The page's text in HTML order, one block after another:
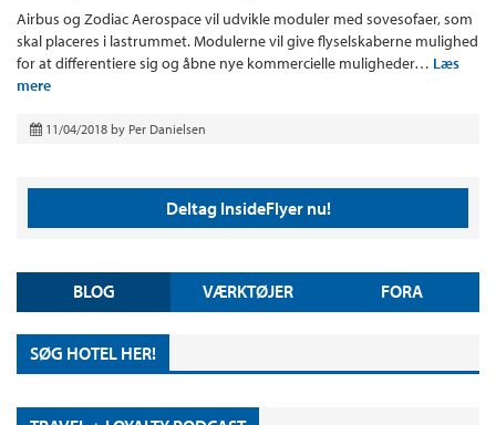
Airbus og Zodiac Aerospace vil udvikle moduler med sovesofaer, som
skal placeres i lastrummet. Modulerne vil give flyselskaberne mulighed
for at differentiere sig og åbne nye kommercielle muligheder… Læs
mere
11/04/2018 by Per Danielsen
Deltag InsideFlyer nu!
BLOG VÆRKTØJER FORA
SØG HOTEL HER!